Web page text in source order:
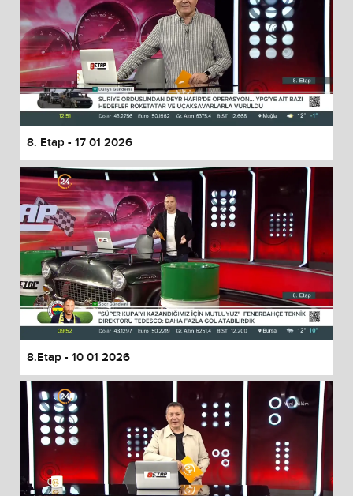
8. Etap - 17 01 2026
8.Etap - 10 01 2026